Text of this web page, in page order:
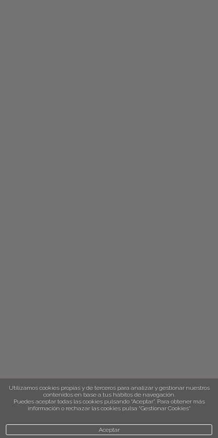
Utilizamos cookies propias y de terceros para analizar y gestionar nuestros
contenidos en base a tus hábitos de navegación.
Puedes aceptar todas las cookies pulsando “Aceptar”. Para obtener más
información o rechazar las cookies pulsa “Gestionar Cookies“
Aceptar